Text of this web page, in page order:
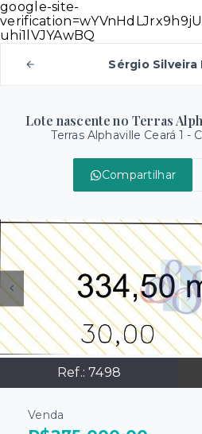
google-site-
uhi1lVJYAwBQ
Sérgio Silveira
Lote nascente no Terras
Terras Alphaville Ceará 1 -
Compartilhar
Ref.: 7498
Venda